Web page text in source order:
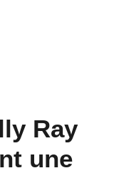
Ray
une